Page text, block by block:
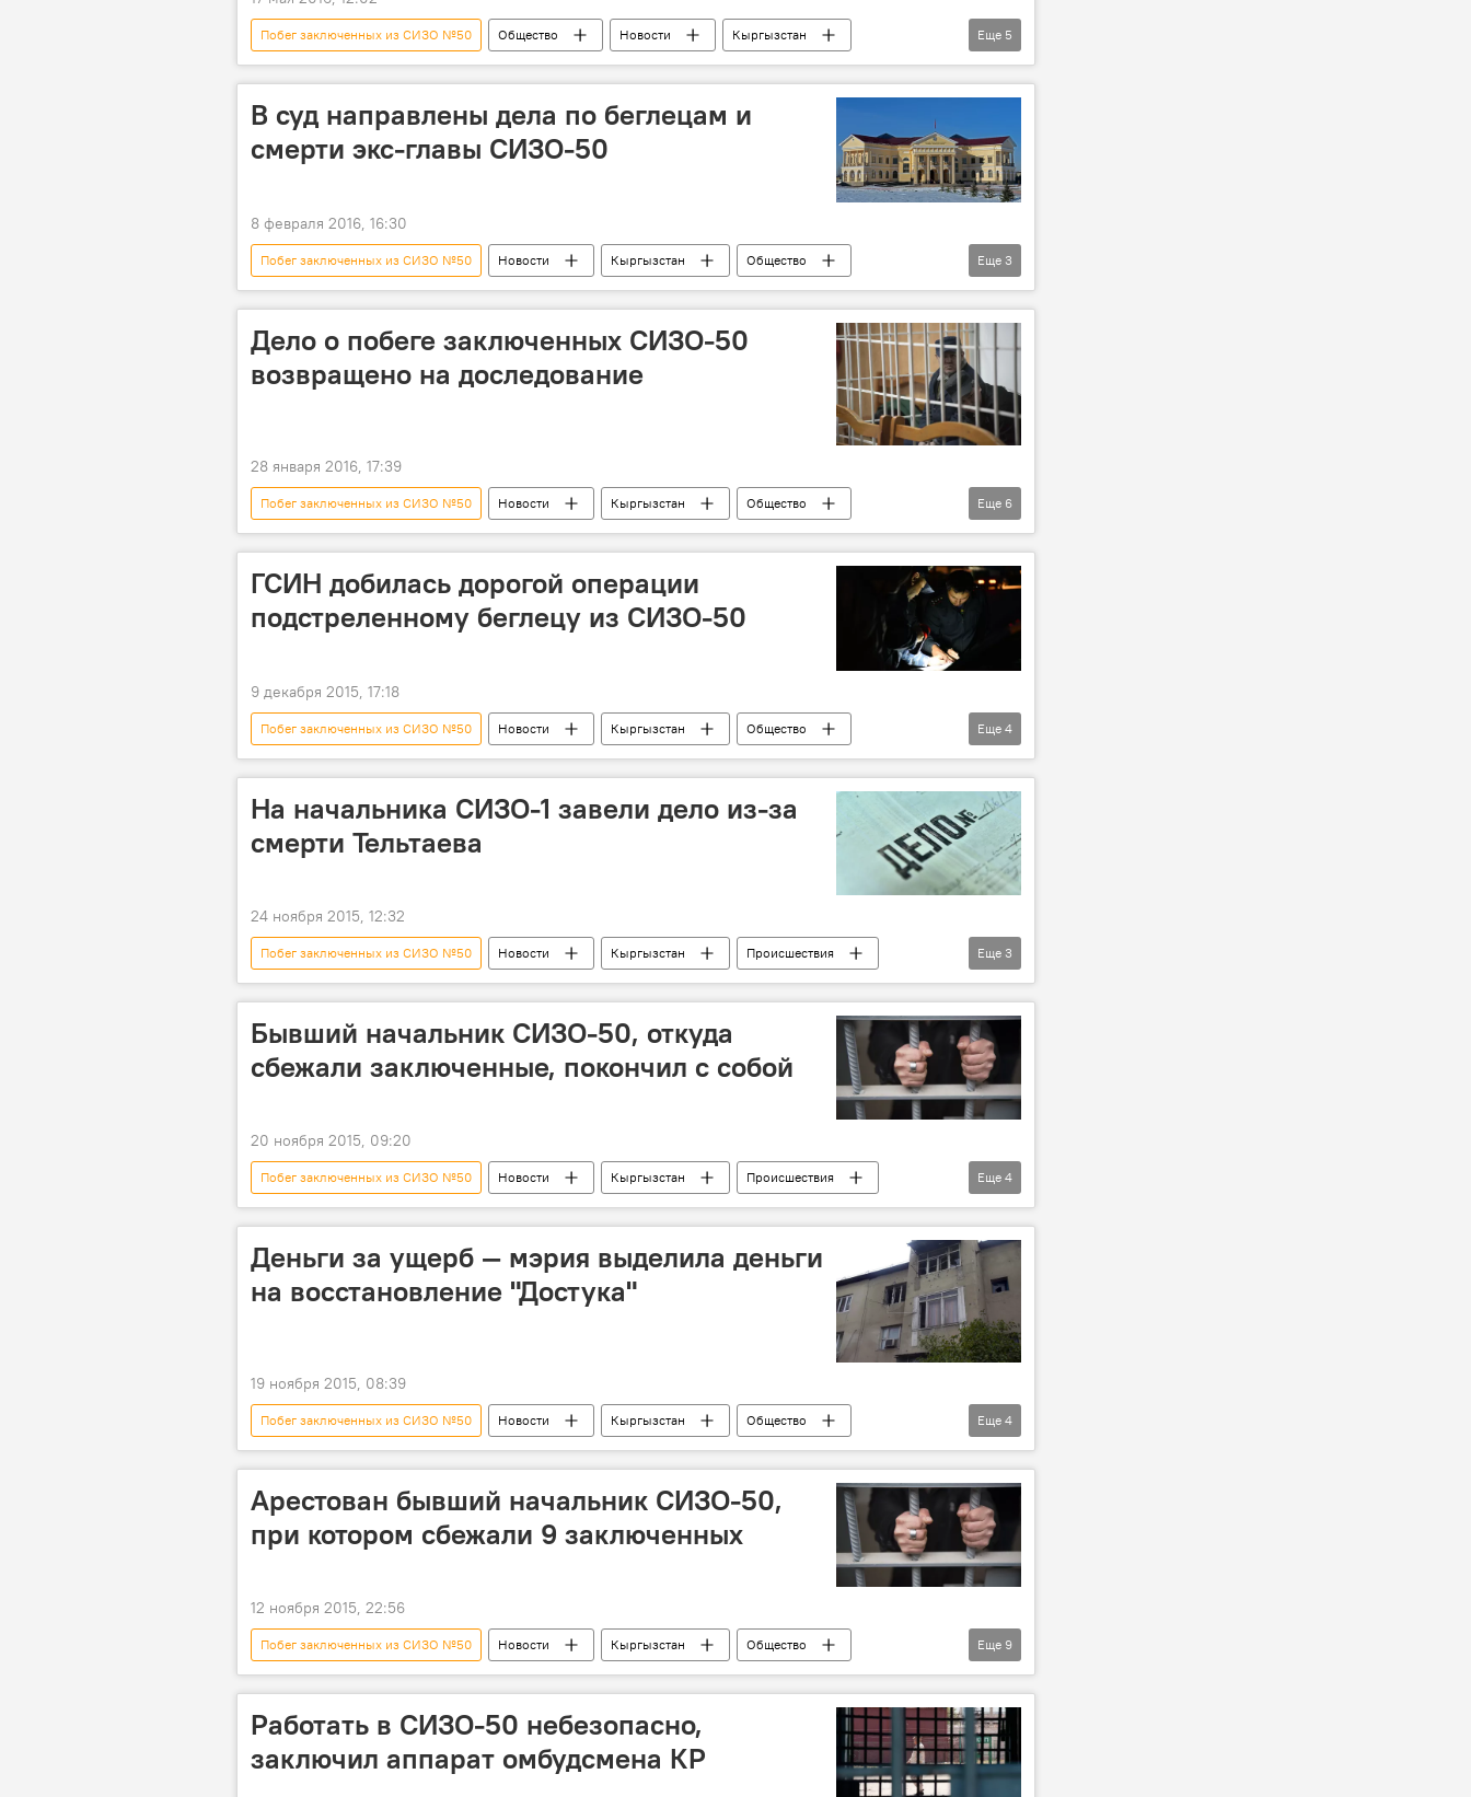
Побег заключенных из СИЗО №50 Общество Новости
Кыргызстан
Алтынбек Итибаев
ГСИН СИЗО №50 суд побег
Еще 5
В суд направлены дела по беглецам и
смерти экс-главы СИЗО-50
8 февраля 2016, 16:30
Побег заключенных из СИЗО №50 Новости Кыргызстан
Общество
Генеральная прокуратура
заключенные побег
Еще 3
Дело о побеге заключенных СИЗО-50
возвращено на доследование
28 января 2016, 17:39
Побег заключенных из СИЗО №50 Новости Кыргызстан
Общество
СИЗО №50
уголовное дело суд заключение
побег
Еще 6
ГСИН добилась дорогой операции
подстреленному беглецу из СИЗО-50
9 декабря 2015, 17:18
Побег заключенных из СИЗО №50 Новости Кыргызстан
Общество
Эдиль Абдрахманов
ГСИН заключенные беглец
Еще 4
На начальника СИЗО-1 завели дело из-за
смерти Тельтаева
24 ноября 2015, 12:32
Побег заключенных из СИЗО №50 Новости Кыргызстан
Происшествия
Иманкул Тельтаев
Генеральная прокуратура смерть
Еще 3
Бывший начальник СИЗО-50, откуда
сбежали заключенные, покончил с собой
20 ноября 2015, 09:20
Побег заключенных из СИЗО №50 Новости Кыргызстан
Происшествия
Иманкул Тельтаев
СИЗО №1 ГСИН СИЗО №50
Еще 4
Деньги за ущерб — мэрия выделила деньги
на восстановление "Достука"
19 ноября 2015, 08:39
Побег заключенных из СИЗО №50 Новости Кыргызстан
Общество
Мэрия города Бишкек
восстановление спецоперация беглец
Еще 4
Арестован бывший начальник СИЗО-50,
при котором сбежали 9 заключенных
12 ноября 2015, 22:56
Побег заключенных из СИЗО №50 Новости Кыргызстан
Общество
Алик Мамыркулов
Иманкул Тельтаев СИЗО №1 ГУВД Бишкека
ГСИН
Еще 9
Работать в СИЗО-50 небезопасно,
заключил аппарат омбудсмена КР